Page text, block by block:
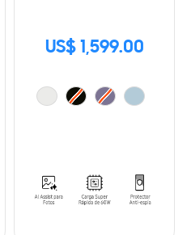
US$ 1,599.00